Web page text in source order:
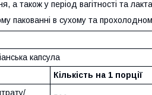
а також у період вагітності та
пакованні в сухому та
капсула
Кількість на 1 порції